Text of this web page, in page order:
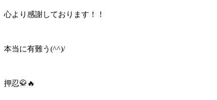
心より感謝しております！！
本当に有難う(^^)/
押忍🥋🔥